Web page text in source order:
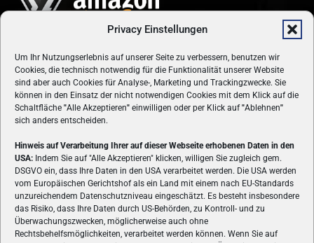
Privacy Einstellungen
Um Ihr Nutzungserlebnis auf unserer Seite zu verbessern, benutzen wir
Cookies, die technisch notwendig für die Funktionalität unserer Website
sind aber auch Cookies für Analyse-, Marketing und Trackingzwecke. Sie
können in den Einsatz der nicht notwendigen Cookies mit dem Klick auf die
Schaltfläche "Alle Akzeptieren" einwilligen oder per Klick auf"Ablehnen"
sich anders entscheiden.
Hinweis auf Verarbeitung Ihrer auf dieser Webseite erhobenen Daten in den
USA: Indem Sie auf "Alle Akzeptieren" klicken, willigen Sie zugleich gem.
DSGVO ein, dass Ihre Daten in den USA verarbeitet werden. Die USA werden
vom Europäischen Gerichtshof als ein Land mit einem nach EU-Standards
unzureichendem Datenschutzniveau eingeschätzt. Es besteht insbesondere
das Risiko, dass Ihre Daten durch US-Behörden, zu Kontroll- und zu
Überwachungszwecken, möglicherweise auch ohne
Rechtsbehelfsmöglichkeiten, verarbeitet werden können. Wenn Sie auf
ÜBER UNS
VON GAMERN, FÜR GAMER! Gamers.at ist das älteste Online-
Spielemagazin Österreichs und bringt täglich aktuelle News,
Reviews und Videos zu PC- und Konsolenspielen, Gaming-
Hardware und aus der Welt des e-Sport's.